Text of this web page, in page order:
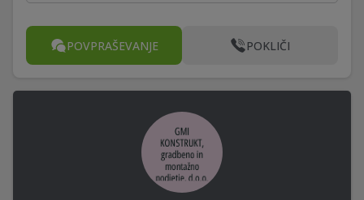
POVPRAŠEVANJE POKLIČI